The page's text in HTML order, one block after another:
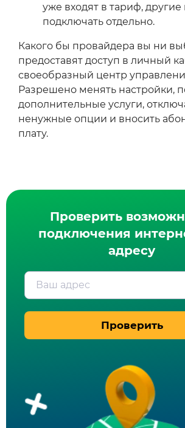
уже входят в тариф,
подключать отдельно.
Какого бы провайдера вы ни
предоставят доступ в личный
своеобразный центр
Разрешено менять настройки,
дополнительные услуги,
ненужные опции и вносить
плату.
Проверить
подключения
адресу
Ваш адрес
Проверить